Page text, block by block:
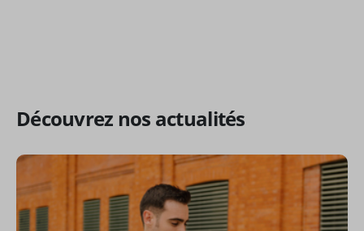
Découvrez nos actualités